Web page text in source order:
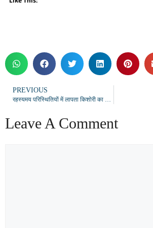
PREVIOUS
Leave A Comment